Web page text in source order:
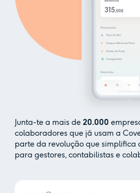
Junta-te a mais de 20.000
colaboradores que já usam a
parte da revolução que simplifica
para gestores, contabilistas e